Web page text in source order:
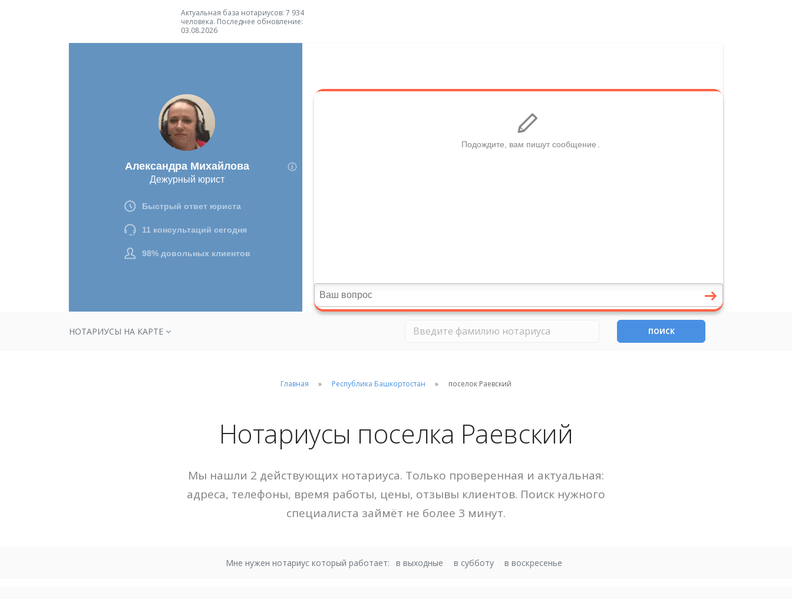
Актуальная база нотариусов: 7 934
человека. Последнее обновление:
03.08.2026
НОТАРИУСЫ НА КАРТЕ ПОИСК
Главная Республика Башкортостан поселок Раевский
Нотариусы поселка Раевский
Мы нашли 2 действующих нотариуса. Только проверенная и актуальная:
адреса, телефоны, время работы, цены, отзывы клиентов. Поиск нужного
специалиста займёт не более 3 минут.
Мне нужен нотариус который работает: в выходные в субботу в воскресенье